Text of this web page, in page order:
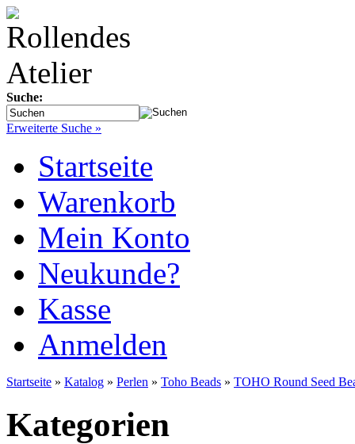
Suche:
Erweiterte Suche »
Startseite
Warenkorb
Mein Konto
Neukunde?
Kasse
Anmelden
Startseite » Katalog » Perlen » Toho Beads » TOHO Round Seed
Kategorien